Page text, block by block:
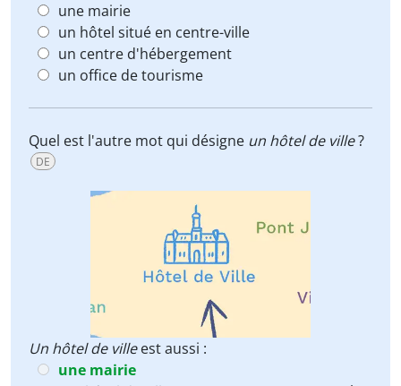
une mairie
un hôtel situé en centre-ville
un centre d'hébergement
un office de tourisme
Quel est l'autre mot qui désigne un hôtel de ville?
DE
Un hôtel de villeest aussi :
une mairie